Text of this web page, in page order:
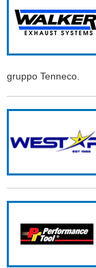
gruppo Tenneco.